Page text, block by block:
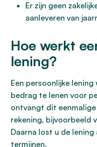
Er zijn geen
aanleveren van
Hoe werkt
lening?
Een persoonlijke
bedrag te lenen voor
ontvangt dit
rekening, bijvoorbeeld
Daarna lost u de
termijnen.